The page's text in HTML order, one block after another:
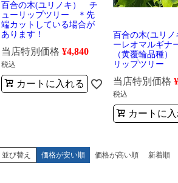
百合の木(ユリノキ） チ
ューリップツリー ＊先
端カットしている場合が
あります！
当店特別価格 ¥4,840
税込
カートに入れる
百合の木(ユリ
ーレオマルギナ
（黄覆輪品種
リップツリー
当店特別価格 ¥
税込
カートに
並び替え 価格が安い順 価格が高い順 新着順